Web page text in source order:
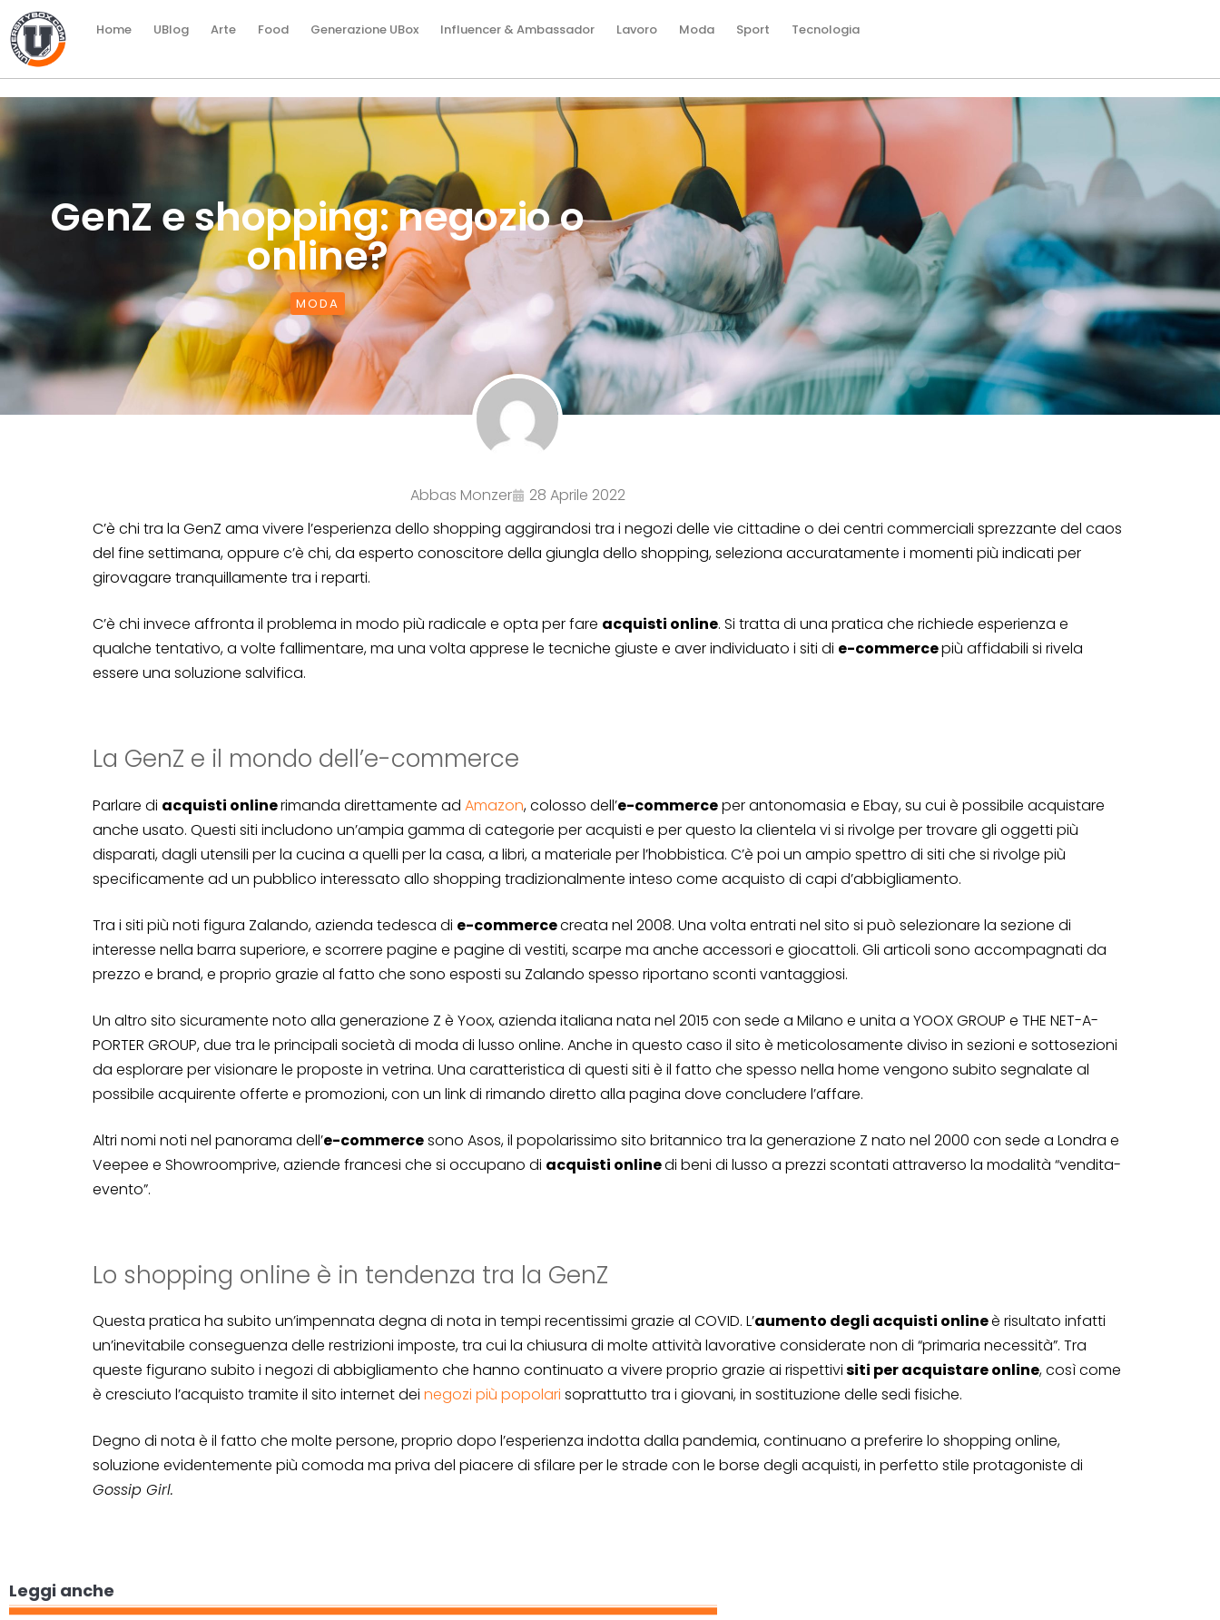
Home UBlog Arte Food Generazione UBox Influencer & Ambassador Lavoro Moda Sport Tecnologia
GenZ e shopping: negozio o
online?
MODA
Abbas Monzer
28 Aprile 2022
C’è chi tra la GenZ ama vivere l’esperienza dello shopping aggirandosi tra i negozi delle vie cittadine o dei centri commerciali sprezzante del caos
del fine settimana, oppure c’è chi, da esperto conoscitore della giungla dello shopping, seleziona accuratamente i momenti più indicati per
girovagare tranquillamente tra i reparti.
C’è chi invece affronta il problema in modo più radicale e opta per fare acquisti online. Si tratta di una pratica che richiede esperienza e
qualche tentativo, a volte fallimentare, ma una volta apprese le tecniche giuste e aver individuato i siti di e-commercepiù affidabili si rivela
essere una soluzione salvifica.
La GenZ e il mondo dell’e-commerce
Parlare di acquisti onlinerimanda direttamente ad Amazon, colosso dell’e-commerceper antonomasia e Ebay, su cui è possibile acquistare
anche usato. Questi siti includono un’ampia gamma di categorie per acquisti e per questo la clientela vi si rivolge per trovare gli oggetti più
disparati, dagli utensili per la cucina a quelli per la casa, a libri, a materiale per l’hobbistica. C’è poi un ampio spettro di siti che si rivolge più
specificamente ad un pubblico interessato allo shopping tradizionalmente inteso come acquisto di capi d’abbigliamento.
Tra i siti più noti figura Zalando, azienda tedesca di e-commercecreata nel 2008. Una volta entrati nel sito si può selezionare la sezione di
interesse nella barra superiore, e scorrere pagine e pagine di vestiti, scarpe ma anche accessori e giocattoli. Gli articoli sono accompagnati da
prezzo e brand, e proprio grazie al fatto che sono esposti su Zalando spesso riportano sconti vantaggiosi.
Un altro sito sicuramente noto alla generazione Z è Yoox, azienda italiana nata nel 2015 con sede a Milano e unita a YOOX GROUP e THE NET-A-
PORTER GROUP, due tra le principali società di moda di lusso online. Anche in questo caso il sito è meticolosamente diviso in sezioni e sottosezioni
da esplorare per visionare le proposte in vetrina. Una caratteristica di questi siti è il fatto che spesso nella home vengono subito segnalate al
possibile acquirente offerte e promozioni, con un link di rimando diretto alla pagina dove concludere l’affare.
Altri nomi noti nel panorama dell’e-commercesono Asos, il popolarissimo sito britannico tra la generazione Z nato nel 2000 con sede a Londra e
Veepee e Showroomprive, aziende francesi che si occupano di acquisti onlinedi beni di lusso a prezzi scontati attraverso la modalità “vendita-
evento”.
Lo shopping online è in tendenza tra la GenZ
Questa pratica ha subito un’impennata degna di nota in tempi recentissimi grazie al COVID. L’aumento degli acquisti onlineè risultato infatti
un’inevitabile conseguenza delle restrizioni imposte, tra cui la chiusura di molte attività lavorative considerate non di “primaria necessità”. Tra
queste figurano subito i negozi di abbigliamento che hanno continuato a vivere proprio grazie ai rispettivisiti per acquistare online, così come
è cresciuto l’acquisto tramite il sito internet dei negozi più popolari soprattutto tra i giovani, in sostituzione delle sedi fisiche.
Degno di nota è il fatto che molte persone, proprio dopo l’esperienza indotta dalla pandemia, continuano a preferire lo shopping online,
soluzione evidentemente più comoda ma priva del piacere di sfilare per le strade con le borse degli acquisti, in perfetto stile protagoniste di
Gossip Girl.
Leggi anche